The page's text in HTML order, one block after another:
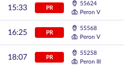
15:33 PR
55624
Peron V
16:25 PR
55568
Peron V
18:07 PR
55258
Peron III